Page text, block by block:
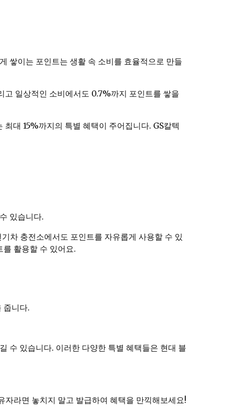
쌓이는 포인트는 생활 속 소비를 효율적으로 만들
고 일상적인 소비에서도 0.7%까지 포인트를 쌓을
대 15%까지의 특별 혜택이 주어집니다. GS칼텍
있습니다.
차 충전소에서도 포인트를 자유롭게 사용할 수 있
활용할 수 있어요.
줍니다.
수 있습니다. 이러한 다양한 특별 혜택들은 현대 블
라면 놓치지 말고 발급하여 혜택을 만끽해보세요!